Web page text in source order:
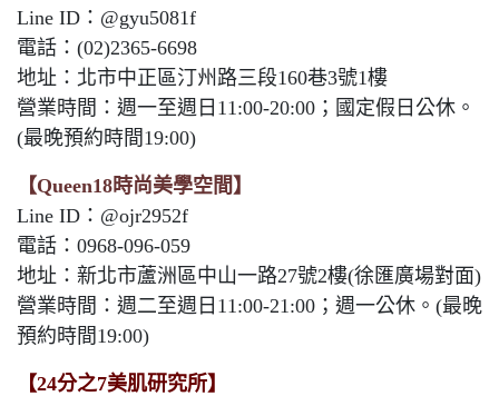
Line ID：@gyu5081f
電話：(02)2365-6698
地址：北市中正區汀州路三段160巷3號1樓
營業時間：週一至週日11:00-20:00；國定假日公休。
(最晚預約時間19:00)
【Queen18時尚美學空間】
Line ID：@ojr2952f
電話：0968-096-059
地址：新北市蘆洲區中山一路27號2樓(徐匯廣場對面)
營業時間：週二至週日11:00-21:00；週一公休。(最晚
預約時間19:00)
【24分之7美肌研究所】